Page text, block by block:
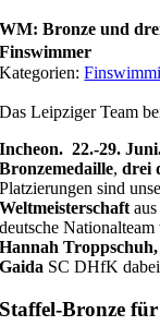
WM: Bronze und
Finswimmer
Kategorien:
Das Leipziger Team
Incheon. 22.-29.
Bronzemedaille,drei
Platzierungen sind
Weltmeisterschaft
deutsche
Hannah
Gaida SC DHfK
Staffel-Bronze